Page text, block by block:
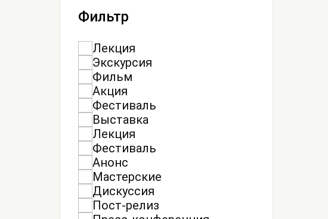
Фильтр
Лекция
Экскурсия
Фильм
Акция
Фестиваль
Выставка
Лекция
Фестиваль
Анонс
Мастерские
Дискуссия
Пост-релиз